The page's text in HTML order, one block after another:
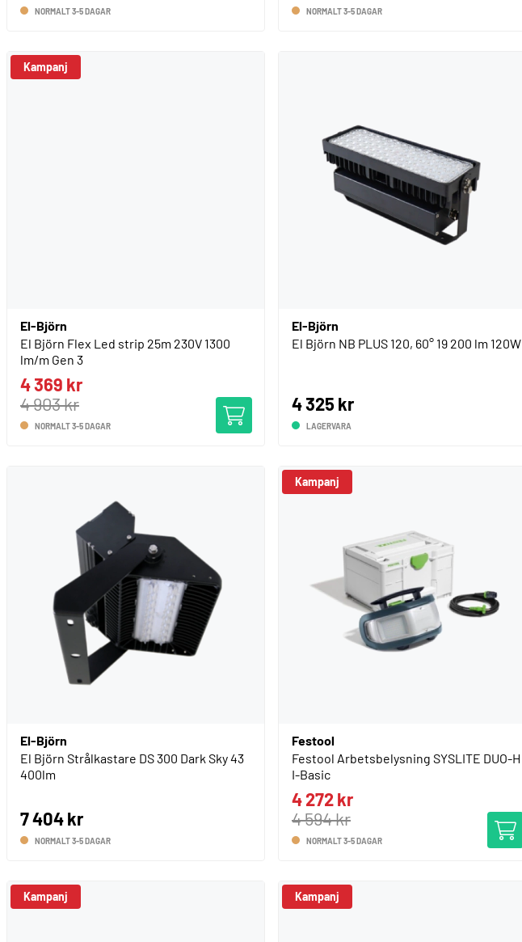
NORMALT 3-5 DAGAR NORMALT 3-5 DAGAR
Kampanj
El-Björn
El Björn Flex Led strip 25m 230V 1300
lm/m Gen 3
4 369 kr
4 903 kr
NORMALT 3-5 DAGAR
El-Björn
El Björn NB PLUS 120, 60° 19 200 lm 120W
4 325 kr
LAGERVARA
El-Björn
El Björn Strålkastare DS 300 Dark Sky 43
400lm
7 404 kr
NORMALT 3-5 DAGAR
Kampanj
Festool
Festool Arbetsbelysning SYSLITE DUO-H
I-Basic
4 272 kr
4 594 kr
NORMALT 3-5 DAGAR
Kampanj Kampanj